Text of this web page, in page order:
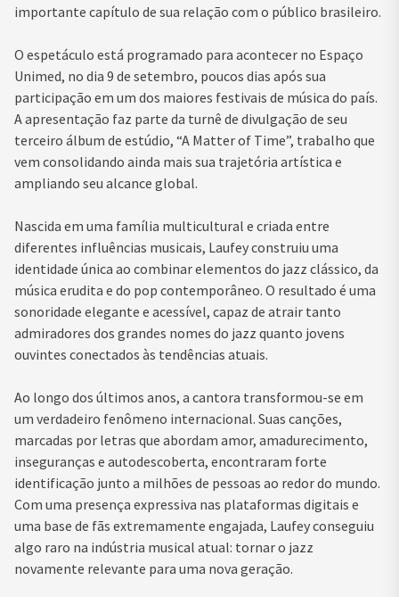
importante capítulo de sua relação com o público brasileiro.
O espetáculo está programado para acontecer no Espaço
Unimed, no dia 9 de setembro, poucos dias após sua
participação em um dos maiores festivais de música do país.
A apresentação faz parte da turnê de divulgação de seu
terceiro álbum de estúdio, “A Matter of Time”, trabalho que
vem consolidando ainda mais sua trajetória artística e
ampliando seu alcance global.
Nascida em uma família multicultural e criada entre
diferentes influências musicais, Laufey construiu uma
identidade única ao combinar elementos do jazz clássico, da
música erudita e do pop contemporâneo. O resultado é uma
sonoridade elegante e acessível, capaz de atrair tanto
admiradores dos grandes nomes do jazz quanto jovens
ouvintes conectados às tendências atuais.
Ao longo dos últimos anos, a cantora transformou-se em
um verdadeiro fenômeno internacional. Suas canções,
marcadas por letras que abordam amor, amadurecimento,
inseguranças e autodescoberta, encontraram forte
identificação junto a milhões de pessoas ao redor do mundo.
Com uma presença expressiva nas plataformas digitais e
uma base de fãs extremamente engajada, Laufey conseguiu
algo raro na indústria musical atual: tornar o jazz
novamente relevante para uma nova geração.